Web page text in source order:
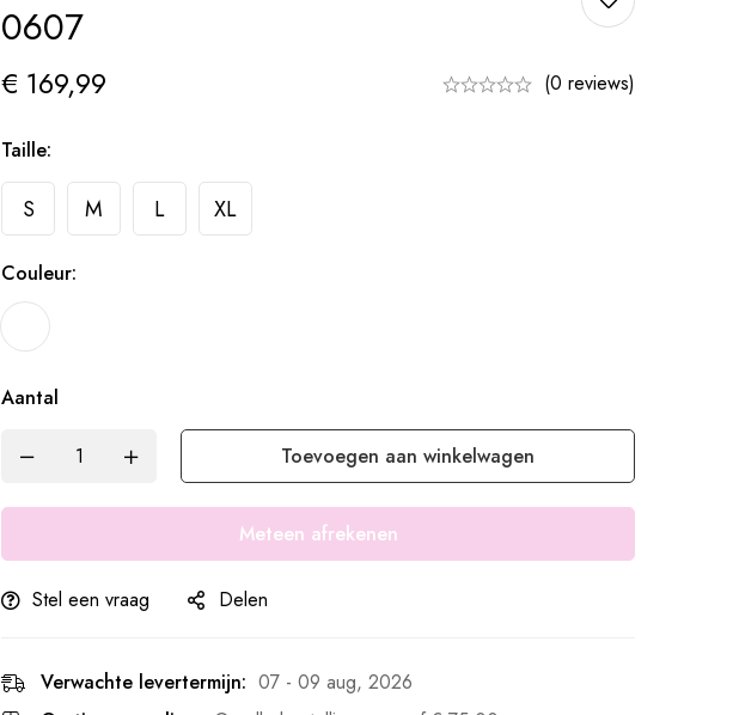
0607
€ 169,99 (0 reviews)
Taille:
S M L XL
Couleur:
Aantal
Toevoegen aan winkelwagen
Meteen afrekenen
Stel een vraag Delen
Verwachte levertermijn: 07 - 09 aug, 2026